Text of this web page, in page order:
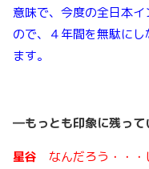
意味で、今度の全日本
ので、４年間を無駄に
ます。
―もっとも印象に残って
星谷 なんだろう・・・